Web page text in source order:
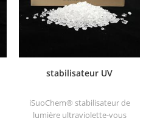
stabilisateur UV
iSuoChem® stabilisateur de
lumière ultraviolette-vous